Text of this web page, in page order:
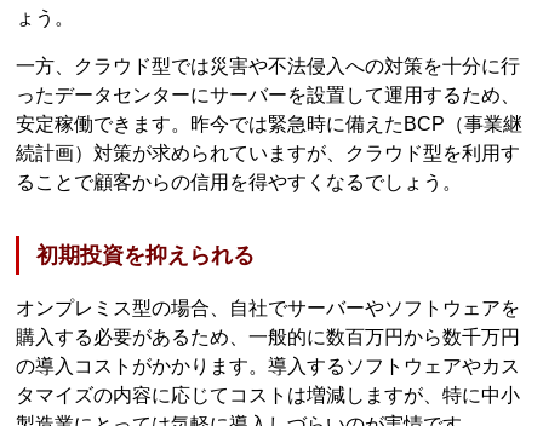
ょう。
一方、クラウド型では災害や不法侵入への対策を十分に行
ったデータセンターにサーバーを設置して運用するため、
安定稼働できます。昨今では緊急時に備えたBCP（事業継
続計画）対策が求められていますが、クラウド型を利用す
ることで顧客からの信用を得やすくなるでしょう。
初期投資を抑えられる
オンプレミス型の場合、自社でサーバーやソフトウェアを
購入する必要があるため、一般的に数百万円から数千万円
の導入コストがかかります。導入するソフトウェアやカス
タマイズの内容に応じてコストは増減しますが、特に中小